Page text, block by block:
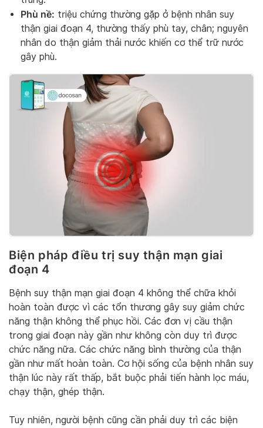
Phù nề: triệu chứng thường gặp ở bệnh nhân suy
thận giai đoạn 4, thường thấy phù tay, chân; nguyên
nhân do thận giảm thải nước khiến cơ thể trữ nước
gây phù.
Biện pháp điều trị suy thận mạn giai
đoạn 4
Bệnh suy thận mạn giai đoạn 4 không thể chữa khỏi
hoàn toàn được vì các tổn thương gây suy giảm chức
năng thận không thể phục hồi. Các đơn vị cầu thận
trong giai đoạn này gần như không còn duy trì được
chức năng nữa. Các chức năng bình thường của thận
gần như mất hoàn toàn. Cơ hội sống của bệnh nhân suy
thận lúc này rất thấp, bắt buộc phải tiến hành lọc máu,
chạy thận, ghép thận.
Tuy nhiên, người bệnh cũng cần phải duy trì các biện